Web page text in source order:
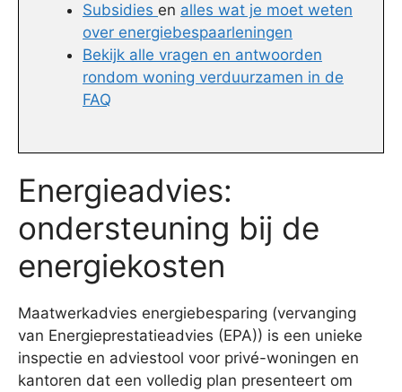
Subsidies en alles wat je moet weten
over energiebespaarleningen
Bekijk alle vragen en antwoorden
rondom woning verduurzamen in de
FAQ
Energieadvies:
ondersteuning bij de
energiekosten
Maatwerkadvies energiebesparing (vervanging
van Energieprestatieadvies (EPA)) is een unieke
inspectie en adviestool voor privé-woningen en
kantoren dat een volledig plan presenteert om